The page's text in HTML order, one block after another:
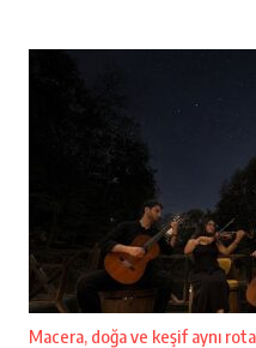
Macera, doğa ve keşif aynı